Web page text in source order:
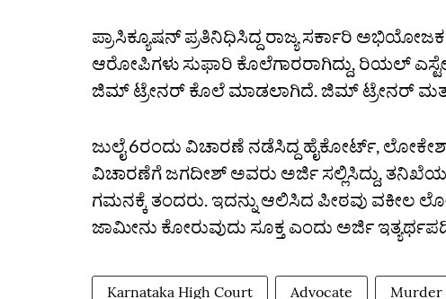
ಪ್ರಾಸಿಕ್ಯೂಷನ್‌ ಪ್ರತಿನಿಧಿಸಿದ್ದ ರಾಜ್ಯ ಸರ್ಕಾರಿ
ಆರೋಪಿಗಳು ಸುಫಾರಿ ಕೊಲೆಗಾರರಾಗಿದ್ದು, ರಿಯಲ್‌
ಜಿಮ್‌ ಟ್ರೇನರ್‌ ಕೊಲೆ ಮಾಡಲಾಗಿದೆ. ಜಿಮ್‌ ಟ್ರೇನರ್‌
ಜುಲೈ 6ರಂದು ವಿಚಾರಣೆ ನಡೆಸಿದ್ದ ಹೈಕೋರ್ಟ್‌, ಲೋಕೇಶ್‌
ವಿಚಾರಣೆಗೆ ಜಗದೀಶ್‌ ಅವರು ಅರ್ಜಿ ಸಲ್ಲಿಸಿದ್ದು,
ಗಮನಕ್ಕೆ ತಂದರು. ಇದನ್ನು ಆಲಿಸಿದ ಪೀಠವು ವಕೀಲ
ಜಾಮೀನು ಕೋರುವುದು ಸೂಕ್ತ ಎಂದು ಅರ್ಜಿ
Karnataka High Court Advocate Murder